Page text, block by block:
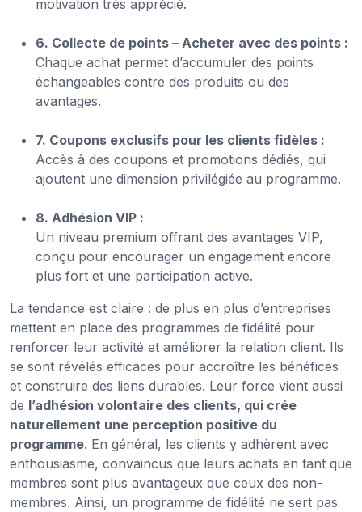
motivation très apprécié.
6. Collecte de points – Acheter avec des points :
Chaque achat permet d’accumuler des points
échangeables contre des produits ou des
avantages.
7. Coupons exclusifs pour les clients fidèles :
Accès à des coupons et promotions dédiés, qui
ajoutent une dimension privilégiée au programme.
8. Adhésion VIP :
Un niveau premium offrant des avantages VIP,
conçu pour encourager un engagement encore
plus fort et une participation active.
La tendance est claire : de plus en plus d’entreprises
mettent en place des programmes de fidélité pour
renforcer leur activité et améliorer la relation client. Ils
se sont révélés efficaces pour accroître les bénéfices
et construire des liens durables. Leur force vient aussi
de l’adhésion volontaire des clients, qui crée
naturellement une perception positive du
programme. En général, les clients y adhèrent avec
enthousiasme, convaincus que leurs achats en tant que
membres sont plus avantageux que ceux des non-
membres. Ainsi, un programme de fidélité ne sert pas